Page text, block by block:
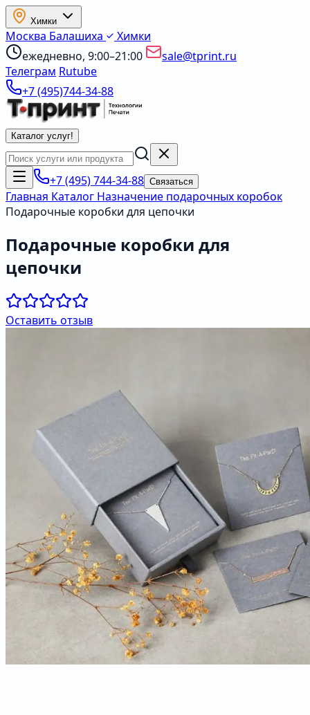
Химки
Москва Балашиха
Химки
ежедневно, 9:00–21:00
sale@tprint.ru
Телеграм Rutube
+7 (495)744-34-88
Каталог услуг!
+7 (495) 744-34-88 Связаться
Главная Каталог Назначение подарочных коробок
Подарочные коробки для цепочки
Подарочные коробки для
цепочки
Оставить отзыв